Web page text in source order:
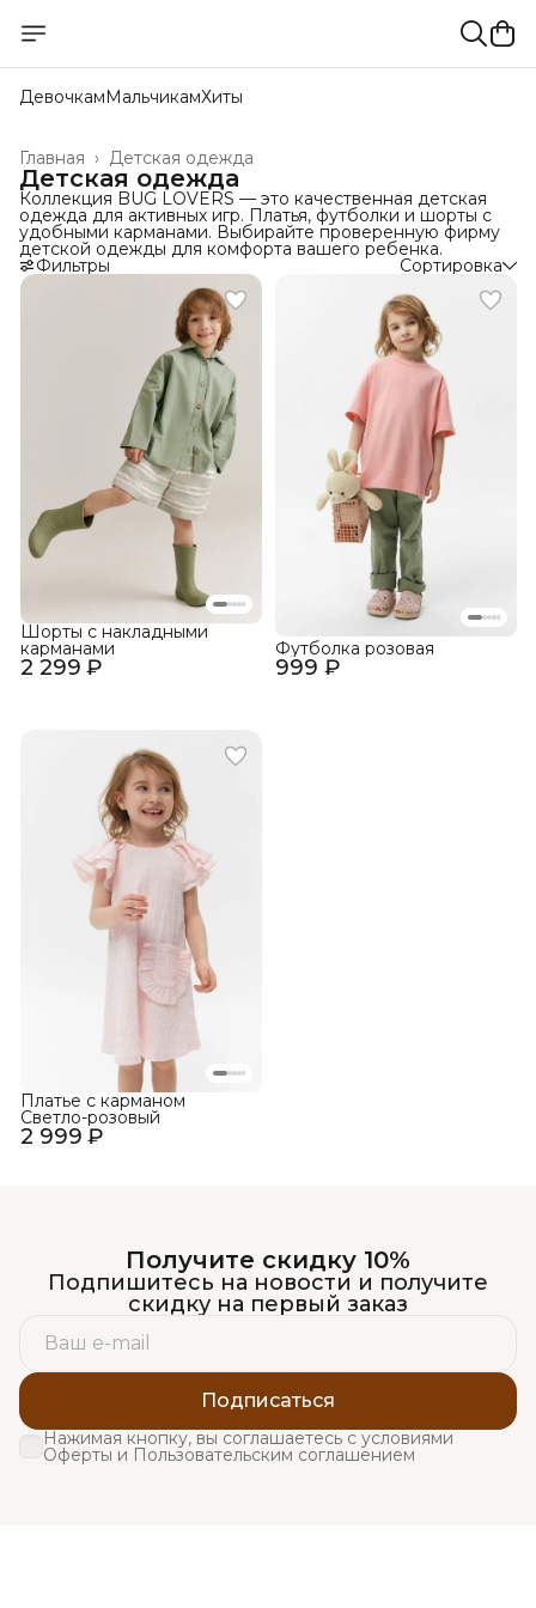
ДевочкамМальчикамХиты
Детская одежда
Главная ›
Детская одежда
Коллекция BUG LOVERS — это качественная детская
одежда для активных игр. Платья, футболки и шорты с
удобными карманами. Выбирайте проверенную фирму
детской одежды для комфорта вашего ребенка.
Фильтры Сортировка
2 299 ₽
Шорты с накладными
карманами
999 ₽
Футболка розовая
2 999 ₽
Платье с карманом
Светло-розовый
Получите скидку 10%
Подпишитесь на новости и получите
скидку на первый заказ
Подписаться
Нажимая кнопку, вы соглашаетесь с условиями
Оферты и Пользовательским соглашением